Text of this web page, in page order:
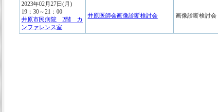
2023年02月27日(月)
19：30～21：00
井原市民病院 2階 カ
ンファレンス室
井原医師会画像診断検討会 画像診断検討会